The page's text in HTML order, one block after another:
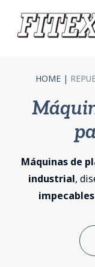
HOME |
Máquinas de
industrial,
impecables